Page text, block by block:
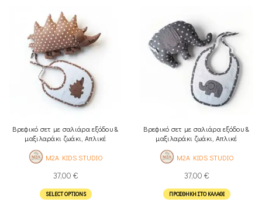
Βρεφικό σετ με σαλιάρα εξόδου &
μαξιλαράκι ζωάκι, Απλικέ
M2A KIDS STUDIO
37,00 €
SELECT OPTIONS
Βρεφικό σετ με σαλιάρα εξόδου &
μαξιλαράκι ζωάκι, Απλικέ
M2A KIDS STUDIO
37,00 €
ΠΡΟΣΘΉΚΗ ΣΤΟ ΚΑΛΆΘΙ